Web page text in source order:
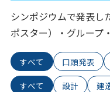
シンポジウムで発表し
ポスター）・グループ
すべて 口頭発表
すべて 設計 建